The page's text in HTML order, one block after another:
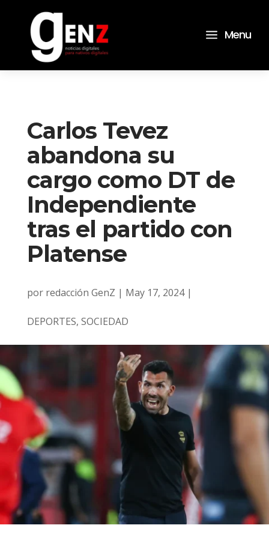
a Menu
Carlos Tevez
abandona su
cargo como DT de
Independiente
tras el partido con
Platense
por redacción GenZ | May 17, 2024|
DEPORTES, SOCIEDAD